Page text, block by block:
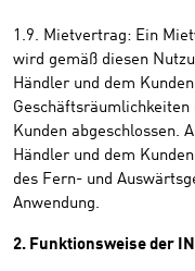
1.9. Mietvertrag: Ein
wird gemäß diesen
Händler und dem
Kunden abgeschlossen.
Händler und dem
des Fern- und
Anwendung.
2. Funktionsweise der